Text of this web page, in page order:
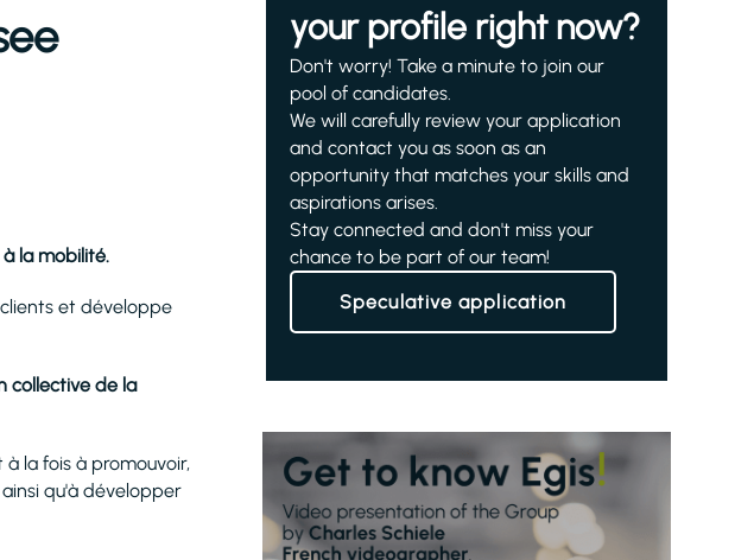
la mobilité.
et développe
collective de la
la fois à promouvoir,
qu'à développer
your profile right now?
Don't worry! Take a minute to join our
pool of candidates.
We will carefully review your application
and contact you as soon as an
opportunity that matches your skills and
aspirations arises.
Stay connected and don't miss your
chance to be part of our team!
Speculative application